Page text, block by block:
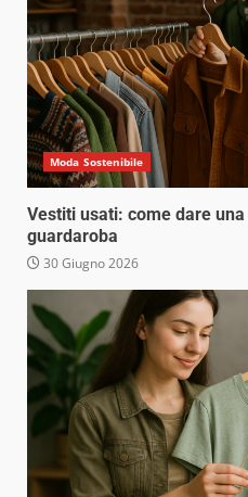
Moda Sostenibile
Vestiti usati: come dare
guardaroba
30 Giugno 2026